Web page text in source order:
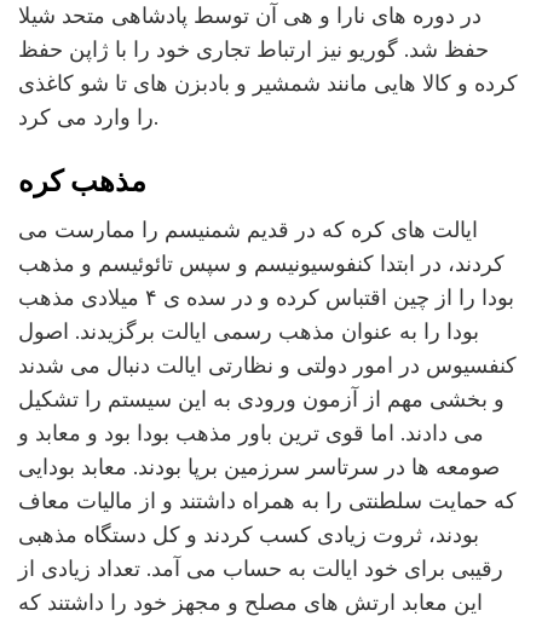
در دوره های نارا و هی آن توسط پادشاهی متحد شیلا
حفظ شد. گوریو نیز ارتباط تجاری خود را با ژاپن حفظ
کرده و کالا هایی مانند شمشیر و بادبزن های تا شو کاغذی
را وارد می کرد.
مذهب کره
ایالت های کره که در قدیم شمنیسم را ممارست می
کردند، در ابتدا کنفوسیونیسم و سپس تائوئیسم و مذهب
بودا را از چین اقتباس کرده و در سده ی ۴ میلادی مذهب
بودا را به عنوان مذهب رسمی ایالت برگزیدند. اصول
کنفسیوس در امور دولتی و نظارتی ایالت دنبال می شدند
و بخشی مهم از آزمون ورودی به این سیستم را تشکیل
می دادند. اما قوی ترین باور مذهب بودا بود و معابد و
صومعه ها در سرتاسر سرزمین برپا بودند. معابد بودایی
که حمایت سلطنتی را به همراه داشتند و از مالیات معاف
بودند، ثروت زیادی کسب کردند و کل دستگاه مذهبی
رقیبی برای خود ایالت به حساب می آمد. تعداد زیادی از
این معابد ارتش های مصلح و مجهز خود را داشتند که